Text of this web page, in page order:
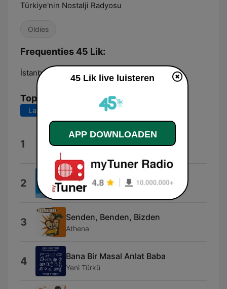
Türkiye'nin Nostalji Radyosu
Oldies
Frequenties 45 Lik:
İstanbul: 89.4 FM
Top nummers
Laatste 7 dagen Laatste 30 dagen
1 Aşk Eski Bir Yalan
2 Anlıyorsun Değil Mi
Barış Manço
3 Senden, Benden, Bizden
Athena
4 Bana Bir Masal Anlat Baba
Yeni Türkü
45 Lik live luisteren
APP DOWNLOADEN